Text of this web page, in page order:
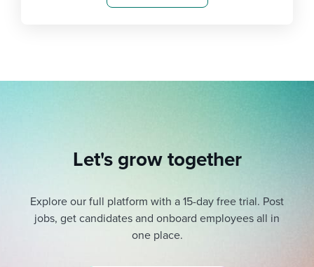
Let's grow together
Explore our full platform with a 15-day free trial. Post
jobs, get candidates and onboard employees all in
one place.